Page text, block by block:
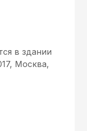
в здании
Москва,